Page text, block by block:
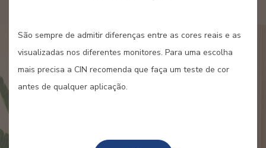
São sempre de admitir diferenças entre as cores reais e as
visualizadas nos diferentes monitores. Para uma escolha
mais precisa a CIN recomenda que faça um teste de cor
antes de qualquer aplicação.